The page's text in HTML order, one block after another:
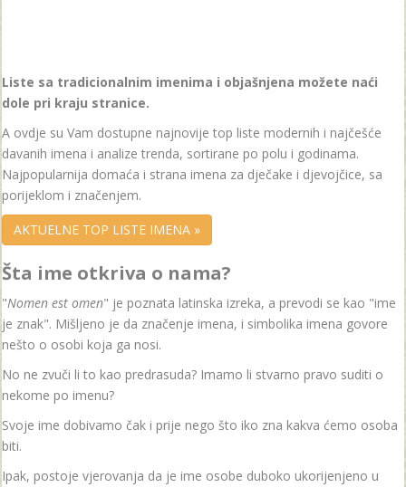
Liste sa tradicionalnim imenima i objašnjena možete naći
dole pri kraju stranice.
A ovdje su Vam dostupne najnovije top liste modernih i najčešće
davanih imena i analize trenda, sortirane po polu i godinama.
Najpopularnija domaća i strana imena za dječake i djevojčice, sa
porijeklom i značenjem.
AKTUELNE TOP LISTE IMENA »
Šta ime otkriva o nama?
"Nomen est omen" je poznata latinska izreka, a prevodi se kao "ime
je znak". Mišljeno je da značenje imena, i simbolika imena govore
nešto o osobi koja ga nosi.
No ne zvuči li to kao predrasuda? Imamo li stvarno pravo suditi o
nekome po imenu?
Svoje ime dobivamo čak i prije nego što iko zna kakva ćemo osoba
biti.
Ipak, postoje vjerovanja da je ime osobe duboko ukorijenjeno u